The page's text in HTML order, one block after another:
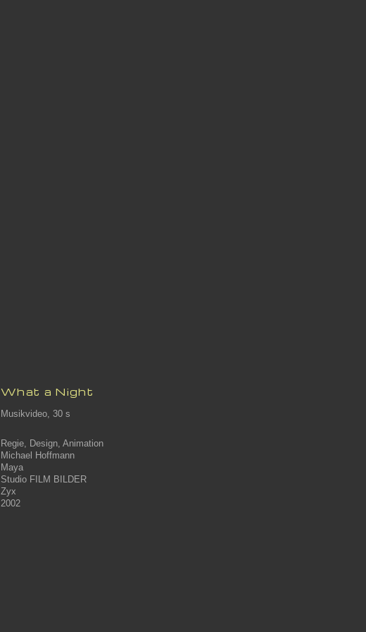
What a Night
Musikvideo, 30 s
Regie, Design, Animation
Michael Hoffmann
Maya
Studio FILM BILDER
Zyx
2002